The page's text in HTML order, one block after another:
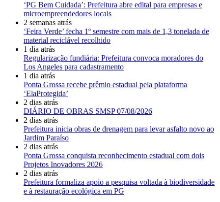
‘PG Bem Cuidada’: Prefeitura abre edital para empresas e
microempreendedores locais
2 semanas atrás
‘Feira Verde’ fecha 1º semestre com mais de 1,3 tonelada de
material reciclável recolhido
1 dia atrás
Regularização fundiária: Prefeitura convoca moradores do
Los Angeles para cadastramento
1 dia atrás
Ponta Grossa recebe prêmio estadual pela plataforma
‘ElaProtegida’
2 dias atrás
DIÁRIO DE OBRAS SMSP 07/08/2026
2 dias atrás
Prefeitura inicia obras de drenagem para levar asfalto novo ao
Jardim Paraíso
2 dias atrás
Ponta Grossa conquista reconhecimento estadual com dois
Projetos Inovadores 2026
2 dias atrás
Prefeitura formaliza apoio a pesquisa voltada à biodiversidade
e à restauração ecológica em PG